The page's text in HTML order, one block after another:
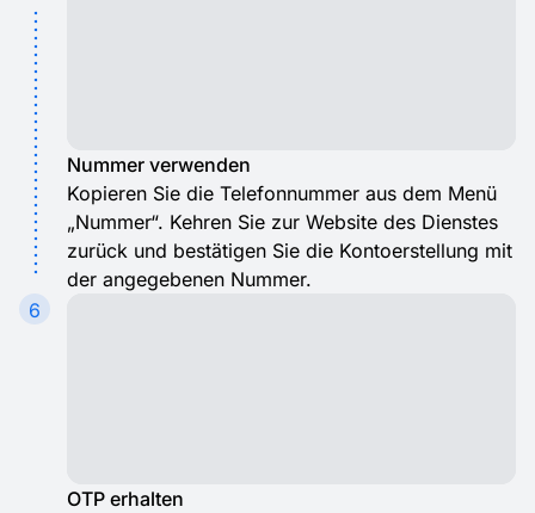
Nummer verwenden
Kopieren Sie die Telefonnummer aus dem Menü
„Nummer“. Kehren Sie zur Website des Dienstes
zurück und bestätigen Sie die Kontoerstellung mit
der angegebenen Nummer.
6
OTP erhalten